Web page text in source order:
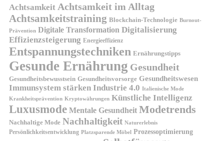
Achtsamkeit Achtsamkeit im Alltag
Achtsamkeitstraining Blockchain-Technologie Burnout-
Prävention Digitale Transformation Digitalisierung
Effizienzsteigerung Energieeffizienz
Entspannungstechniken Ernährungstipps
Gesunde Ernährung Gesundheit
Gesundheitsbewusstsein Gesundheitsvorsorge Gesundheitswesen
Immunsystem stärken Industrie 4.0 Italienische Mode
Krankheitsprävention Kryptowährungen Künstliche Intelligenz
Luxusmode Mentale Gesundheit Modetrends
Nachhaltige Mode Nachhaltigkeit Naturerlebnis
Persönlichkeitsentwicklung Platzsparende Möbel Prozessoptimierung